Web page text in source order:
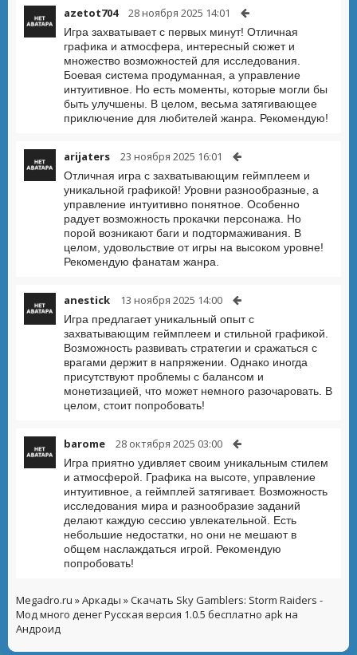
azetot704 28 ноября 2025 14:01
Игра захватывает с первых минут! Отличная
графика и атмосфера, интересный сюжет и
множество возможностей для исследования.
Боевая система продуманная, а управление
интуитивное. Но есть моменты, которые могли бы
быть улучшены. В целом, весьма затягивающее
приключение для любителей жанра. Рекомендую!
arijaters 23 ноября 2025 16:01
Отличная игра с захватывающим геймплеем и
уникальной графикой! Уровни разнообразные, а
управление интуитивно понятное. Особенно
радует возможность прокачки персонажа. Но
порой возникают баги и подтормаживания. В
целом, удовольствие от игры на высоком уровне!
Рекомендую фанатам жанра.
anestick 13 ноября 2025 14:00
Игра предлагает уникальный опыт с
захватывающим геймплеем и стильной графикой.
Возможность развивать стратегии и сражаться с
врагами держит в напряжении. Однако иногда
присутствуют проблемы с балансом и
монетизацией, что может немного разочаровать. В
целом, стоит попробовать!
barome 28 октября 2025 03:00
Игра приятно удивляет своим уникальным стилем
и атмосферой. Графика на высоте, управление
интуитивное, а геймплей затягивает. Возможность
исследования мира и разнообразие заданий
делают каждую сессию увлекательной. Есть
небольшие недостатки, но они не мешают в
общем наслаждаться игрой. Рекомендую
попробовать!
Megadro.ru »Аркады » Скачать Sky Gamblers: Storm Raiders -
Мод много денег Русская версия 1.0.5 бесплатно apk на
Андроид